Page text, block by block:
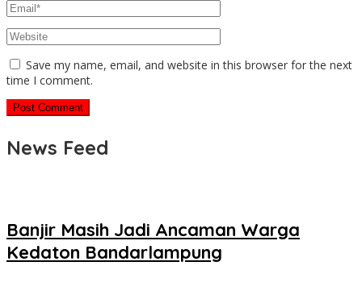
Save my name, email, and website in this browser for the next
time I comment.
News Feed
Banjir Masih Jadi Ancaman Warga
Kedaton Bandarlampung